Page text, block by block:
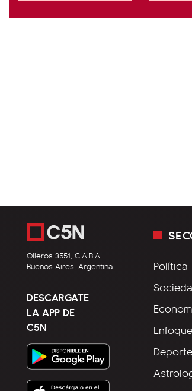
Olleros 3551, C.A.B.A.
Buenos Aires, Argentina
DESCARGATE
LA APP DE
C5N
Política
Enfoque